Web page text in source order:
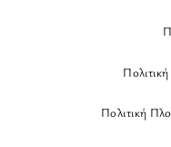
Πολιτική